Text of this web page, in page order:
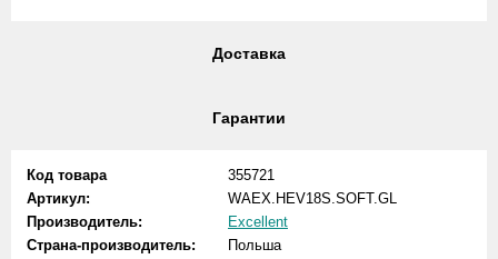
Доставка
Гарантии
Код товара
355721
Артикул:
WAEX.HEV18S.SOFT.GL
Производитель:
Excellent
Страна-производитель:
Польша